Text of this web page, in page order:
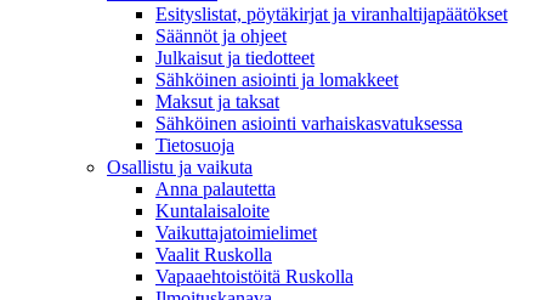
Esityslistat, pöytäkirjat ja viranhaltijapäätökset
Säännöt ja ohjeet
Julkaisut ja tiedotteet
Sähköinen asiointi ja lomakkeet
Maksut ja taksat
Sähköinen asiointi varhaiskasvatuksessa
Tietosuoja
Osallistu ja vaikuta
Anna palautetta
Kuntalaisaloite
Vaikuttajatoimielimet
Vaalit Ruskolla
Vapaaehtoistöitä Ruskolla